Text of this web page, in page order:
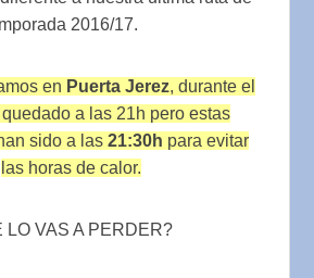
2016/17.
en Puerta Jerez, durante el
a las 21h pero estas
sido a las 21:30h para evitar
las horas de calor.
LO VAS A PERDER?